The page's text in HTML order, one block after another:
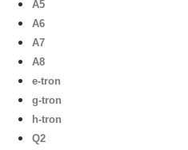
A5
A6
A7
A8
e-tron
g-tron
h-tron
Q2